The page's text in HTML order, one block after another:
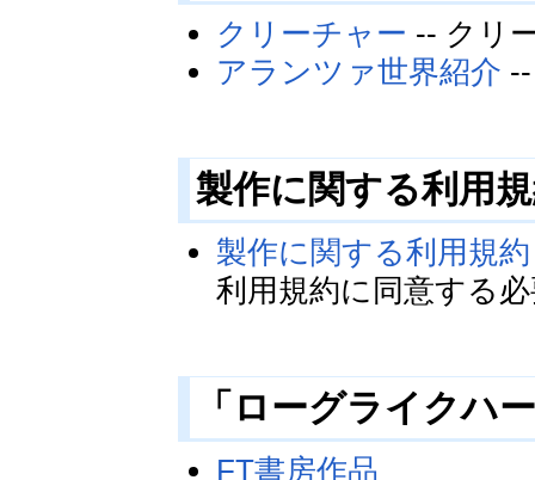
クリーチャー -- クリ
アランツァ世界紹介
製作に関する利用
製作に関する利用規約
利用規約に同意する
「ローグライクハ
FT書房作品